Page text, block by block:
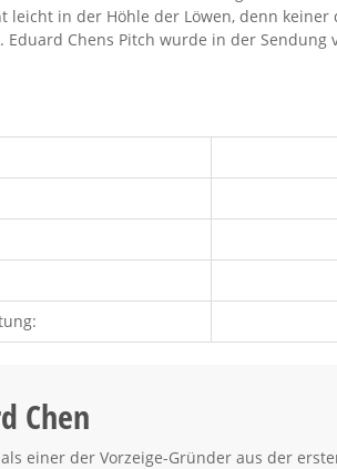
leicht in der Höhle der Löwen, denn
Chens Pitch wurde in der Sendung
Chen
einer der Vorzeige-Gründer aus der